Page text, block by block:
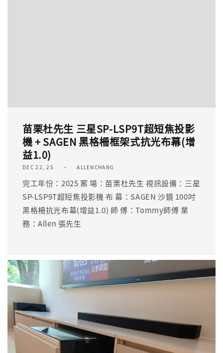
苗栗杜先生 三星SP-LSP9T超短焦投影
機 + SAGEN 黑格柵框架式抗光布幕(增
益1.0)
DEC 22, 25 ALLENCHANG
完工年份：2025 案 場：苗栗杜先生 視訊設備：三星
SP-LSP9T超短焦投影機 布 幕：SAGEN 沙鏡 100吋
黑格柵抗光布幕(增益1.0) 師 傅：Tommy師傅 業
務：Allen 張先生